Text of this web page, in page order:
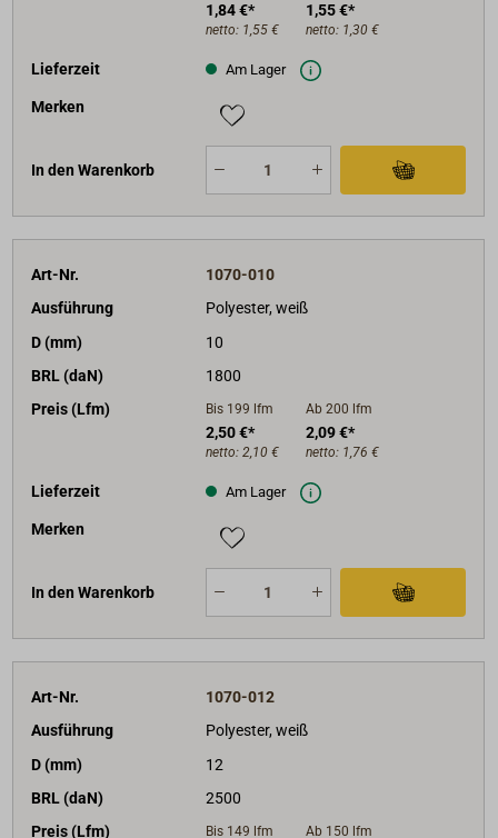
1,84 €*
netto: 1,55 €
1,55 €*
netto: 1,30 €
Lieferzeit Am Lager
Merken
In den Warenkorb
Art-Nr.
1070-010
Ausführung
Polyester, weiß
D (mm)
10
BRL (daN)
1800
Preis (Lfm)
Bis 199 lfm
2,50 €*
netto: 2,10 €
Ab 200 lfm
2,09 €*
netto: 1,76 €
Lieferzeit Am Lager
Merken
In den Warenkorb
Art-Nr.
1070-012
Ausführung
Polyester, weiß
D (mm)
12
BRL (daN)
2500
Preis (Lfm)
Bis 149 lfm Ab 150 lfm